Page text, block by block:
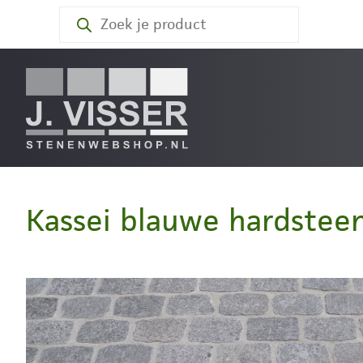
zoeken
Kassei blauwe